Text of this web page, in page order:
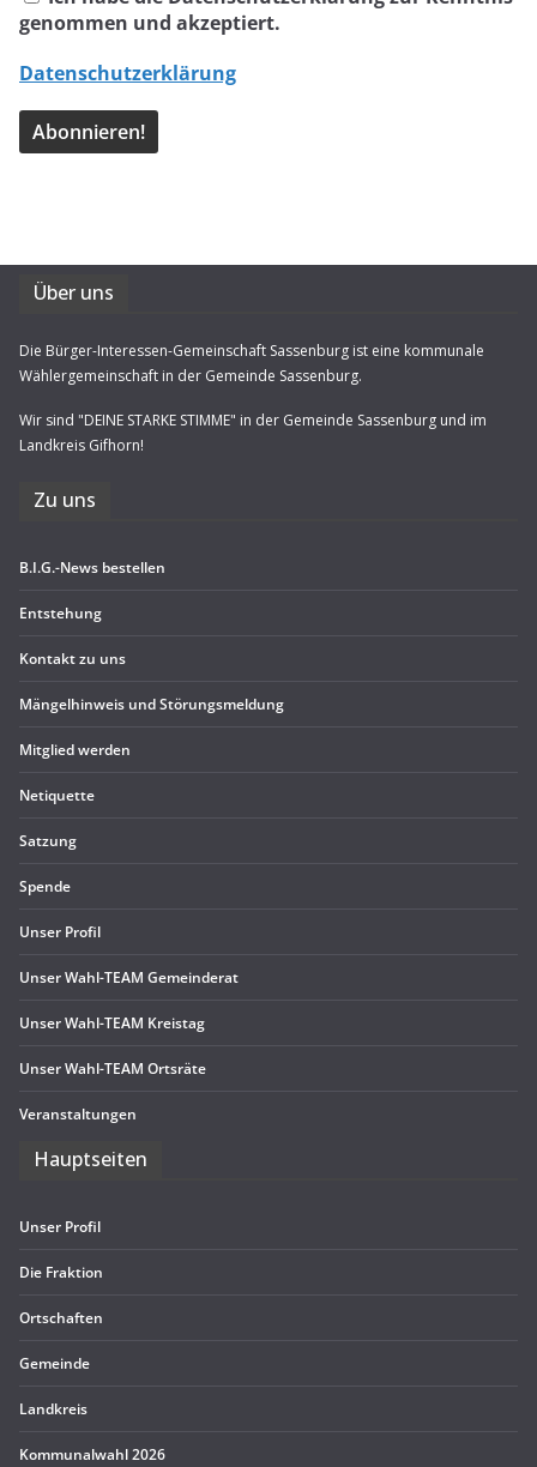
genommen und akzeptiert.
Datenschutzerklärung
Über uns
Die Bürger-Interessen-Gemeinschaft Sassenburg ist eine kommunale
Wählergemeinschaft in der Gemeinde Sassenburg.
Wir sind "DEINE STARKE STIMME" in der Gemeinde Sassenburg und im
Landkreis Gifhorn!
Zu uns
B.I.G.-News bestel­len
Ent­ste­hung
Kon­takt zu uns
Män­gel­hin­weis und Störungsmeldung
Mit­glied werden
Neti­quette
Sat­zung
Spende
Unser Pro­fil
Unser Wahl-TEAM Gemeinderat
Unser Wahl-TEAM Kreistag
Unser Wahl-TEAM Ortsräte
Ver­an­stal­tun­gen
Haupt­sei­ten
Unser Pro­fil
Die Frak­tion
Ort­schaf­ten
Gemeinde
Land­kreis
Kom­mu­nal­wahl 2026